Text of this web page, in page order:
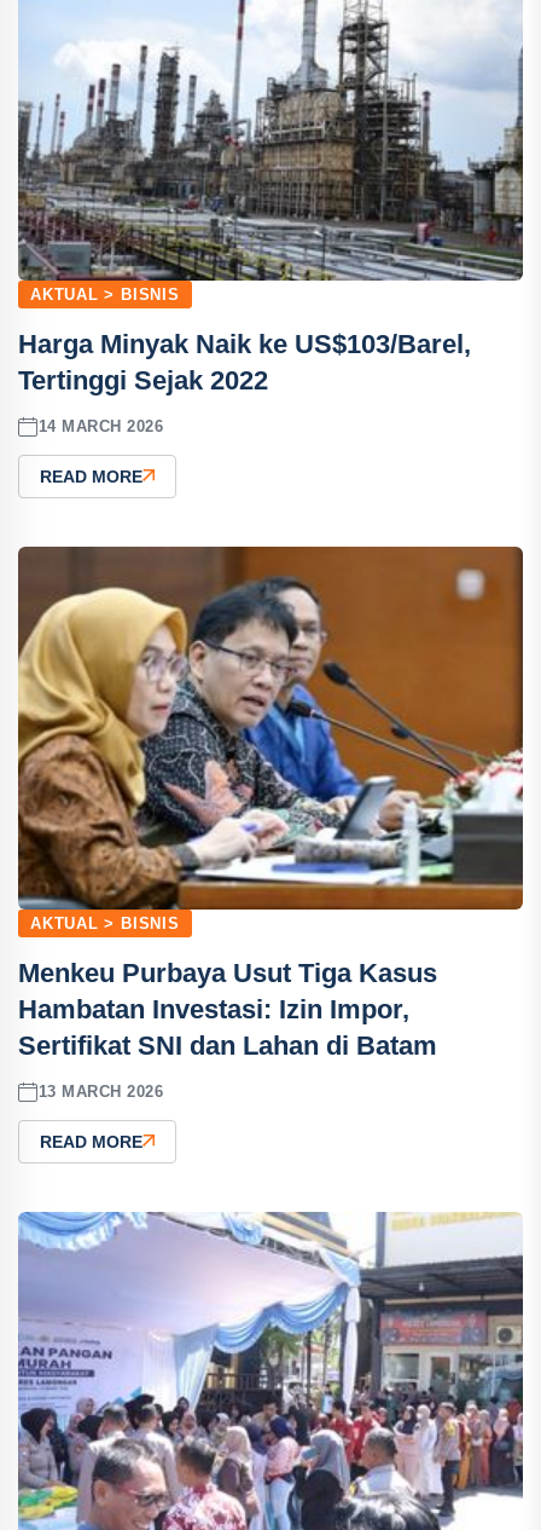
AKTUAL > BISNIS
Harga Minyak Naik ke US$103/Barel,
Tertinggi Sejak 2022
14 MARCH 2026
READ MORE
AKTUAL > BISNIS
Menkeu Purbaya Usut Tiga Kasus
Hambatan Investasi: Izin Impor,
Sertifikat SNI dan Lahan di Batam
13 MARCH 2026
READ MORE